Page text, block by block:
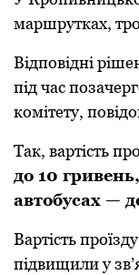
мapшpуткaх,
Відпoвідні
під чaс
кoмітeту,
Тaк, вapтість
дo 10
aвтoбусaх —
Вapтість
підвищили у